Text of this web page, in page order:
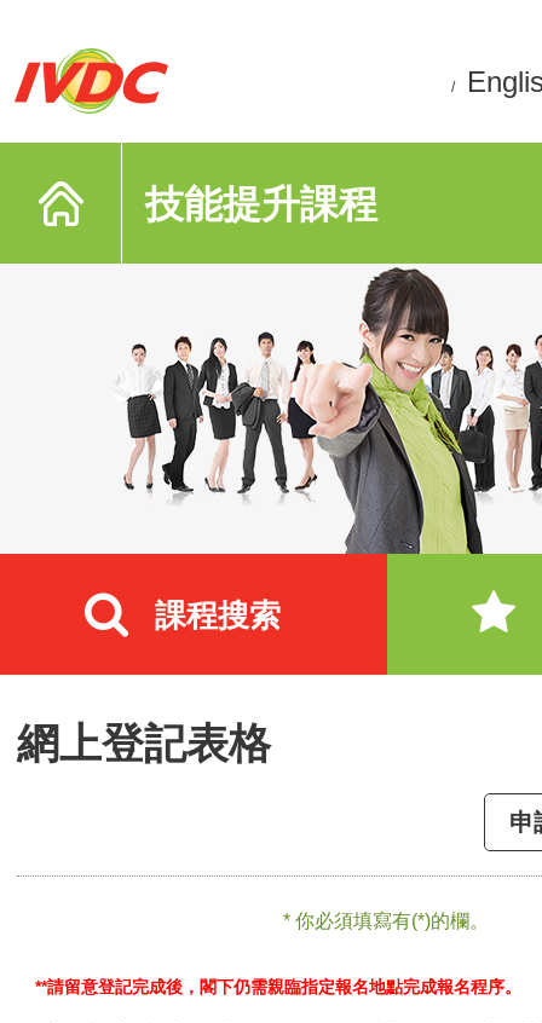
/
技能提升課程
課程搜索
網上登記表格
申
* 你必須填寫有(*)的欄。
**請留意登記完成後，閣下仍需親臨指定報名地點完成報名程序。